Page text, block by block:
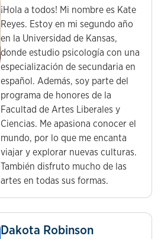
¡Hola a todos! Mi nombre es Kate
Reyes. Estoy en mi segundo año
en la Universidad de Kansas,
donde estudio psicología con una
especialización de secundaria en
español. Además, soy parte del
programa de honores de la
Facultad de Artes Liberales y
Ciencias. Me apasiona conocer el
mundo, por lo que me encanta
viajar y explorar nuevas culturas.
También disfruto mucho de las
artes en todas sus formas.
Dakota Robinson